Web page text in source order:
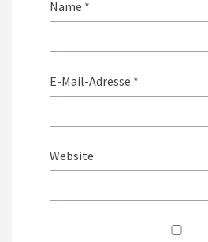
Name *
E-Mail-Adresse *
Website